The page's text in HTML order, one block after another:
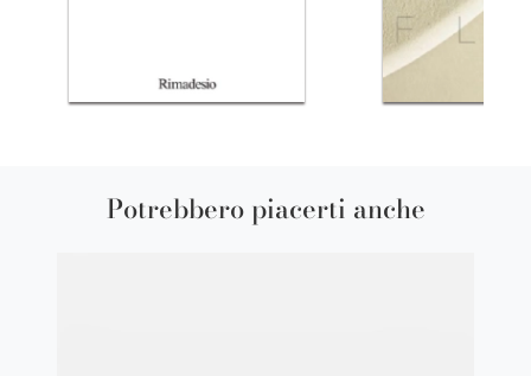
Potrebbero piacerti anche